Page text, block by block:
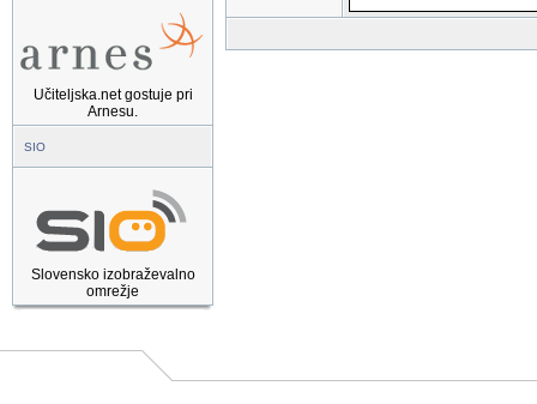
Učiteljska.net gostuje pri
Arnesu.
SIO
Slovensko izobraževalno
omrežje